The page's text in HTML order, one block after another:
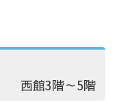
西館3階～5階